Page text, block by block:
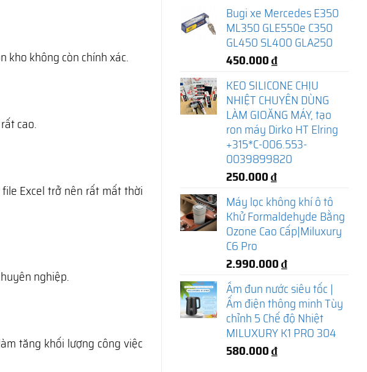
kho không còn chính xác.
cao.
Excel trở nên rất mất thời
nghiệp.
tăng khối lượng công việc
Bugi xe Mercedes E350
ML350 GLE550e C350
GL450 SL400 GLA250
450.000₫
KEO SILICONE CHỊU
NHIỆT CHUYÊN DÙNG
LÀM GIOĂNG MÁY, tạo
ron máy Dirko HT Elring
+315*C-006.553-
0039899820
250.000₫
Máy lọc không khí ô tô
Khử Formaldehyde Bằng
Ozone Cao Cấp|Miluxury
C6 Pro
2.990.000₫
Ấm đun nước siêu tốc |
Ấm điện thông minh Tùy
chỉnh 5 Chế độ Nhiệt
MILUXURY K1 PRO 304
580.000₫